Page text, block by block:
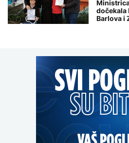
dočekala
Barlova i